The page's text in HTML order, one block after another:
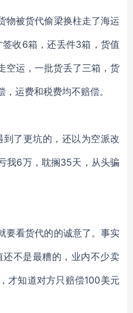
物被货代偷梁换柱走了海运
收6箱，还丢件3箱，货值
空运，一批货丢了三箱，货
运费和税费均不赔偿。
了更坑的，还以为空派改
我6万，耽搁35天，从头骗
要看货代的的诚意了。事实
不是最糟的，业内不少卖
才知道对方只赔偿100美元